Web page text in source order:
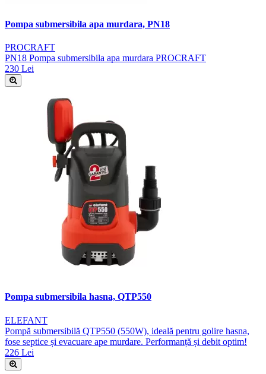
Pompa submersibila apa murdara, PN18
PROCRAFT
PN18 Pompa submersibila apa murdara PROCRAFT
230 Lei
Pompa submersibila hasna, QTP550
ELEFANT
Pompă submersibilă QTP550 (550W), ideală pentru golire hasna,
fose septice și evacuare ape murdare. Performanță și debit optim!
226 Lei